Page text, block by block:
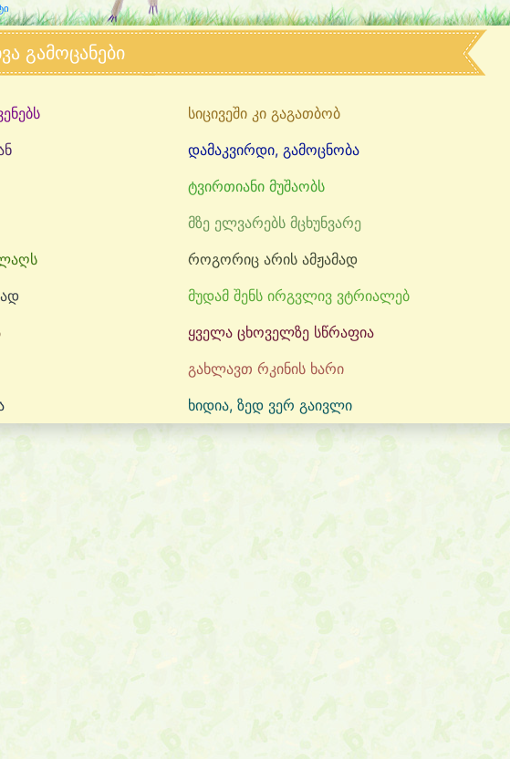
გამოცანები
სიცივეში კი გაგათბობ
დამაკვირდი, გამოცნობა
ტვირთიანი მუშაობს
მზე ელვარებს მცხუნვარე
როგორიც არის ამჟამად
მუდამ შენს ირგვლივ ვტრიალებ
ყველა ცხოველზე სწრაფია
გახლავთ რკინის ხარი
ხიდია, ზედ ვერ გაივლი